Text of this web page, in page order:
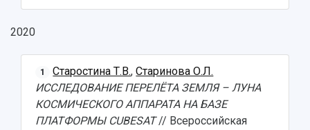
2020
1 Старостина Т.В.,Старинова О.Л.
ИССЛЕДОВАНИЕ ПЕРЕЛЁТА ЗЕМЛЯ – ЛУНА
КОСМИЧЕСКОГО АППАРАТА НА БАЗЕ
ПЛАТФОРМЫ CUBESAT// Всероссийская